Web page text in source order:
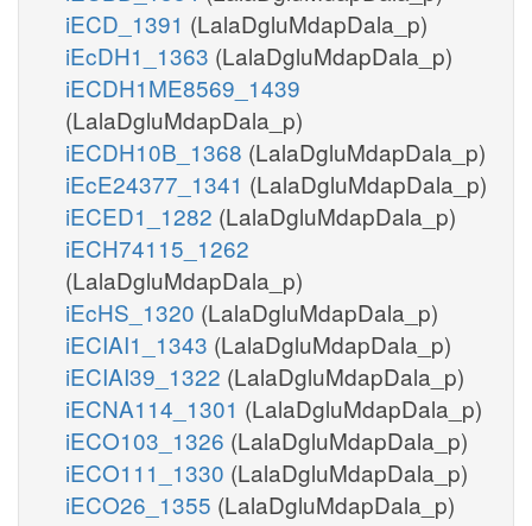
iECD_1391 (LalaDgluMdapDala_p)
iEcDH1_1363 (LalaDgluMdapDala_p)
iECDH1ME8569_1439
(LalaDgluMdapDala_p)
iECDH10B_1368 (LalaDgluMdapDala_p)
iEcE24377_1341 (LalaDgluMdapDala_p)
iECED1_1282 (LalaDgluMdapDala_p)
iECH74115_1262
(LalaDgluMdapDala_p)
iEcHS_1320 (LalaDgluMdapDala_p)
iECIAI1_1343 (LalaDgluMdapDala_p)
iECIAI39_1322 (LalaDgluMdapDala_p)
iECNA114_1301 (LalaDgluMdapDala_p)
iECO103_1326 (LalaDgluMdapDala_p)
iECO111_1330 (LalaDgluMdapDala_p)
iECO26_1355 (LalaDgluMdapDala_p)